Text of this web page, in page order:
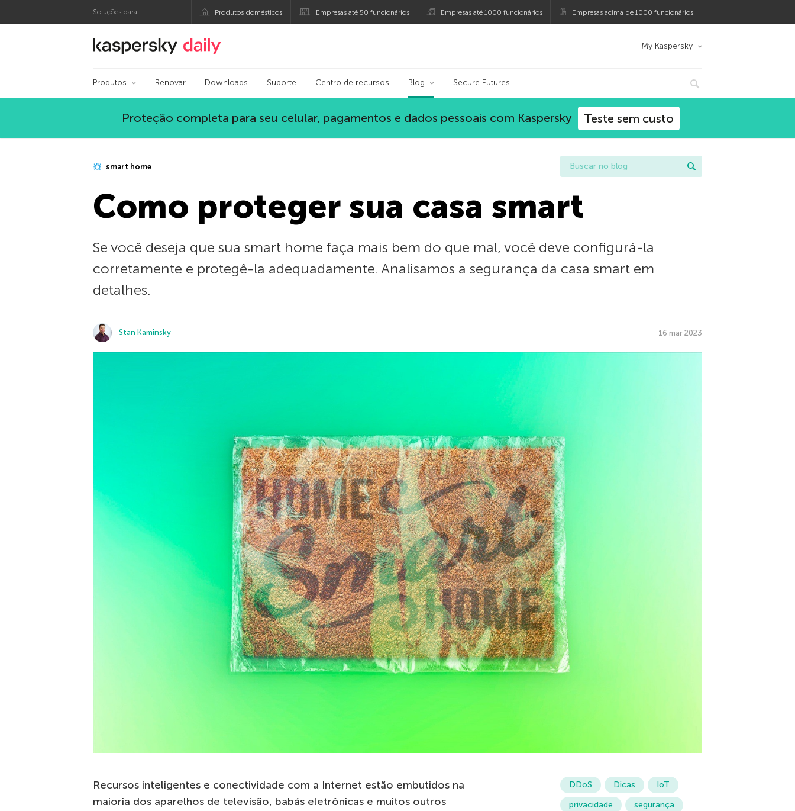
Soluções para: Produtos domésticos Empresas até 50 funcionários Empresas até 1000 funcionários Empresas acima de 1000 funcionários
Blog oficial da Kaspersky My Kaspersky
Produtos Renovar Downloads Suporte Centro de recursos Blog Secure Futures
Proteção completa para seu celular, pagamentos e dados pessoais com Kaspersky Teste sem custo
smart home
Como proteger sua casa smart
Se você deseja que sua smart home faça mais bem do que mal, você deve configurá-la
corretamente e protegê-la adequadamente. Analisamos a segurança da casa smart em
detalhes.
Stan Kaminsky 16 mar 2023
Recursos inteligentes e conectividade com a Internet estão embutidos na
maioria dos aparelhos de televisão, babás eletrônicas e muitos outros
DDoS Dicas
IoT
privacidade
segurança